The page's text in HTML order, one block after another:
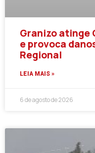
Granizo atinge
e provoca
Regional
LEIA MAIS »
6 de agosto de 2026